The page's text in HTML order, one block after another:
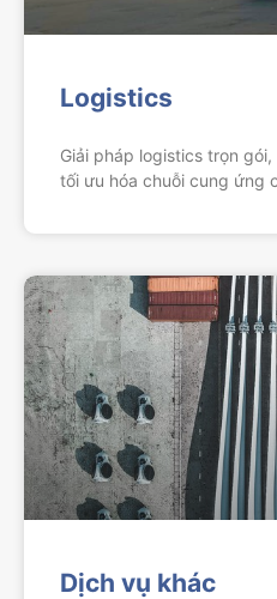
Logistics
Giải pháp logistics trọn
tối ưu hóa chuỗi cung ứng
Dịch vụ khác